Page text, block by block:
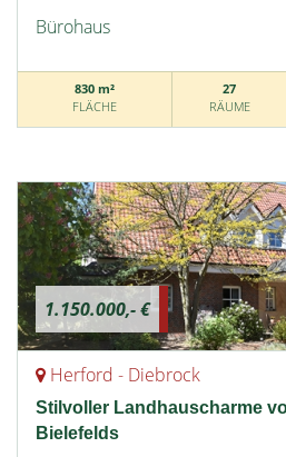
Bürohaus
830 m²
FLÄCHE
27
RÄUME
1.150.000,- €
Herford - Diebrock
Stilvoller Landhauscharme
Bielefelds